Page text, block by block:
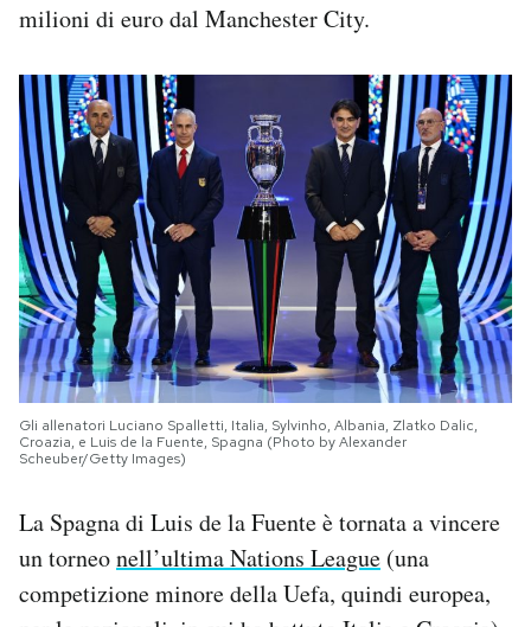
milioni di euro dal Manchester City.
Gli allenatori Luciano Spalletti, Italia, Sylvinho, Albania, Zlatko Dalic,
Croazia, e Luis de la Fuente, Spagna (Photo by Alexander
Scheuber/Getty Images)
La Spagna di Luis de la Fuente è tornata a vincere
un torneonell’ultima Nations League (una
competizione minore della Uefa, quindi europea,